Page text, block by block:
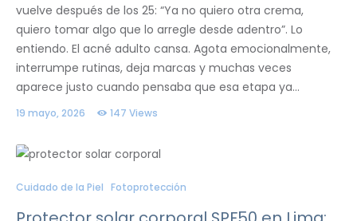
vuelve después de los 25: “Ya no quiero otra crema,
quiero tomar algo que lo arregle desde adentro”. Lo
entiendo. El acné adulto cansa. Agota emocionalmente,
interrumpe rutinas, deja marcas y muchas veces
aparece justo cuando pensaba que esa etapa ya…
19 mayo, 2026 147 Views
Cuidado de la Piel Fotoprotección